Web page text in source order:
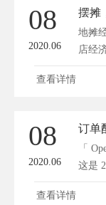
08
2020.06
摆摊
地摊
店经
间...
查看详情
08
2020.06
「
这是
查看详情